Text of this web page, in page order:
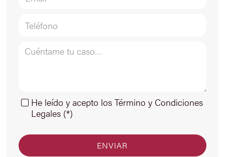
He leído y acepto los Término y Condiciones
Legales (*)